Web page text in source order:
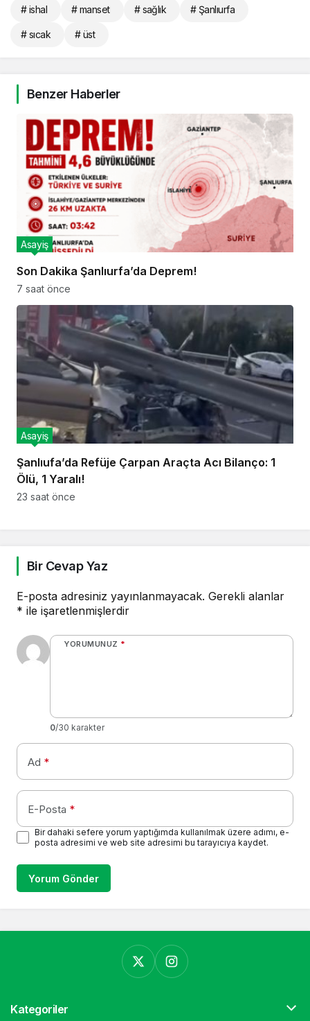
# ishal # manset # sağlık # Şanlıurfa
# sıcak # üst
Benzer Haberler
Son Dakika Şanlıurfa’da Deprem!
Asayiş
7 saat önce
Şanlıufa’da Refüje Çarpan Araçta Acı Bilanço: 1
Ölü, 1 Yaralı!
Asayiş
23 saat önce
Bir Cevap Yaz
E-posta adresiniz yayınlanmayacak. Gerekli alanlar
* ile işaretlenmişlerdir
YORUMUNUZ *
0/30 karakter
Ad *
E-Posta *
Bir dahaki sefere yorum yaptığımda kullanılmak üzere adımı, e-
posta adresimi ve web site adresimi bu tarayıcıya kaydet.
Yorum Gönder
Kategoriler